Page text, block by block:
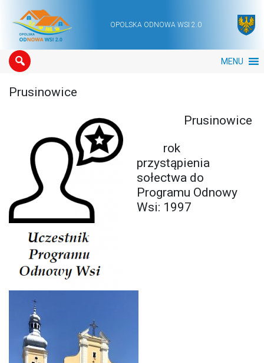
Main NavigationOPOLSKA ODNOWA WSI 2.0
MENU
Prusinowice
Prusinowice
rok
przystąpienia
sołectwa do
Programu Odnowy
Wsi: 1997